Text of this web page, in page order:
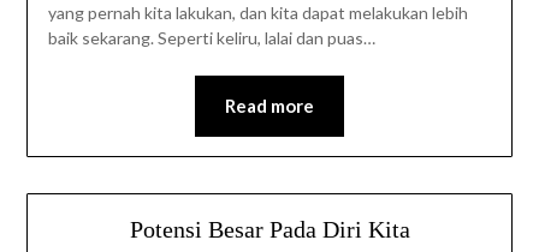
yang pernah kita lakukan, dan kita dapat melakukan lebih
baik sekarang. Seperti keliru, lalai dan puas…
Read more
Potensi Besar Pada Diri Kita